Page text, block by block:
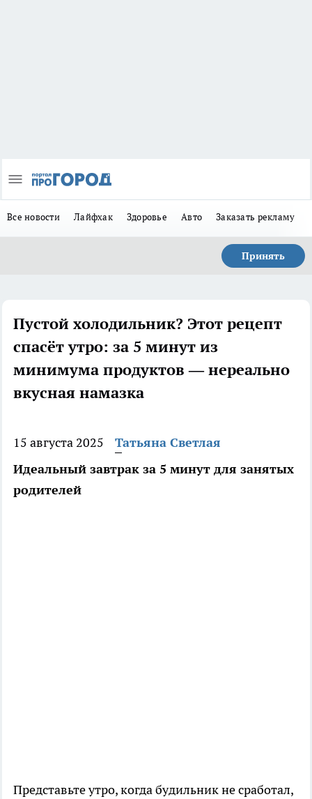
Все новости Лайфхак Здоровье Авто Заказать рекламу
Принять
Пустой холодильник? Этот рецепт
спасёт утро: за 5 минут из
минимума продуктов — нереально
вкусная намазка
15 августа 2025
Татьяна Светлая
Идеальный завтрак за 5 минут для занятых
родителей
Представьте утро, когда будильник не сработал,